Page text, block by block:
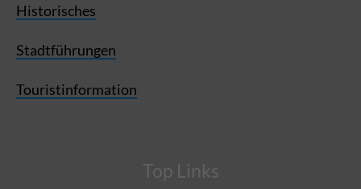
Historisches
Stadtführungen
Touristinformation
Top Links